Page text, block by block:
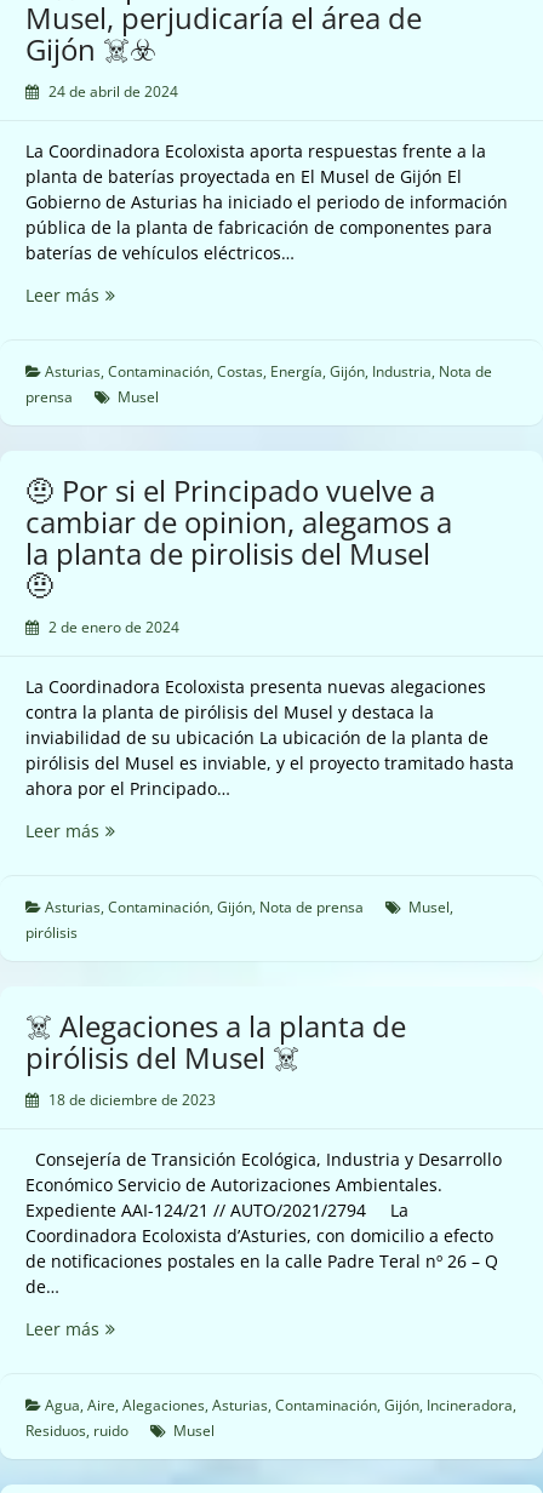
Musel, perjudicaría el área de
Gijón ☠️☣️
24 de abril de 2024
La Coordinadora Ecoloxista aporta respuestas frente a la
planta de baterías proyectada en El Musel de Gijón El
Gobierno de Asturias ha iniciado el periodo de información
pública de la planta de fabricación de componentes para
baterías de vehículos eléctricos…
Leer más ☣️☠️
de
baterías
del
el
área
de
Asturias, Contaminación, Costas, Energía, Gijón, Industria, Nota de
prensa
Musel
🤨 Por si el Principado vuelve a
cambiar de opinion, alegamos a
la planta de pirolisis del Musel
🤨
2 de enero de 2024
La Coordinadora Ecoloxista presenta nuevas alegaciones
contra la planta de pirólisis del Musel y destaca la
inviabilidad de su ubicación La ubicación de la planta de
pirólisis del Musel es inviable, y el proyecto tramitado hasta
ahora por el Principado…
Leer más 🤨
el
de
opinion,
a
planta
de
pirolisis
del
Musel
Asturias, Contaminación, Gijón, Nota de prensa Musel,
pirólisis
☠️ Alegaciones a la planta de
pirólisis del Musel ☠️
18 de diciembre de 2023
Consejería de Transición Ecológica, Industria y Desarrollo
Económico Servicio de Autorizaciones Ambientales.
Expediente AAI-124/21 // AUTO/2021/2794 La
Coordinadora Ecoloxista d’Asturies, con domicilio a efecto
de notificaciones postales en la calle Padre Teral nº 26 – Q
de…
Leer más ☠️
la
planta
de
pirólisis
Agua, Aire, Alegaciones, Asturias, Contaminación, Gijón, Incineradora,
Residuos, ruido Musel